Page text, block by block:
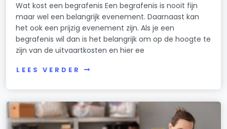
Wat kost een begrafenis Een begrafenis is nooit fijn
maar wel een belangrijk evenement. Daarnaast kan
het ook een prijzig evenement zijn. Als je een
begrafenis wil dan is het belangrijk om op de hoogte te
zijn van de uitvaartkosten en hier ee
LEES VERDER